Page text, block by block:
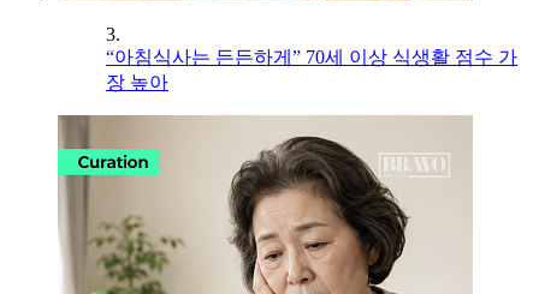
3.
“아침식사는 든든하게” 70세 이상 식생활 점수 가
장 높아